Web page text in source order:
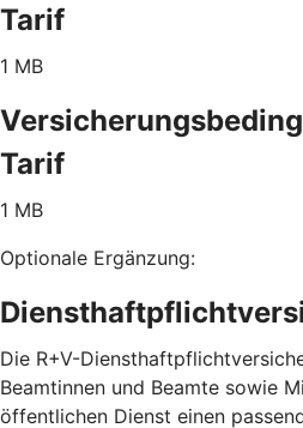
Tarif
1 MB
Tarif
1 MB
Optionale Ergänzung:
Die R+V-
Beamtinnen und Beamte sowie
öffentlichen Dienst einen